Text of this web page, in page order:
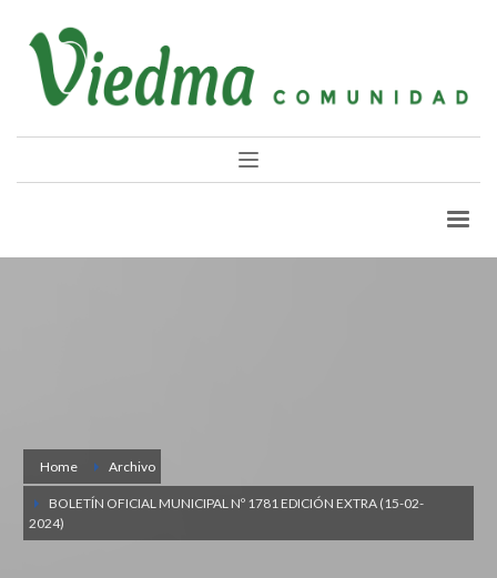
Home Archivo
BOLETÍN OFICIAL MUNICIPAL Nº 1781 EDICIÓN EXTRA (15-02-
2024)